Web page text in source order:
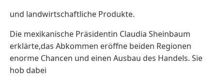
und landwirtschaftliche Produkte.
Die mexikanische Präsidentin Claudia Sheinbaum
erklärte,das Abkommen eröffne beiden Regionen
enorme Chancen und einen Ausbau des Handels. ​Sie
hob dabei